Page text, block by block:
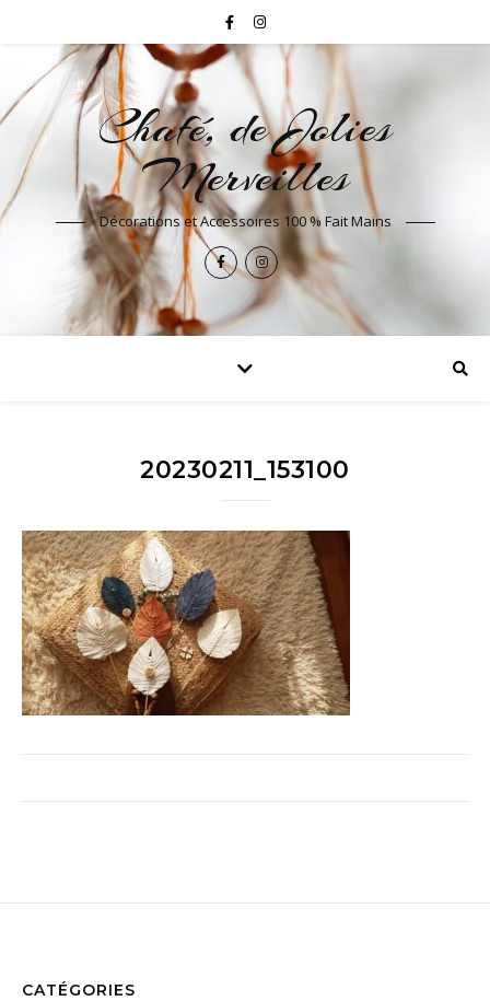
Chafé, de Jolies
Merveilles
Décorations et Accessoires 100 % Fait Mains
20230211_153100
CATÉGORIES